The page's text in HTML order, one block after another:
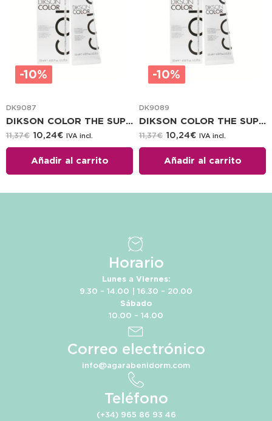
DK9087
DIKSON COLOR THE SUPER COLOR 120 ML 6.7
-10%
11,37€ 10,24€ IVA incl.
Añadir al carrito
DK9089
DIKSON COLOR THE SUPER COLOR 120 ML 8.7
-10%
11,37€ 10,24€ IVA incl.
Añadir al carrito
Horario
Lunes a Viernes:
9.30 – 14.00 | 16.30 – 20.00
Sábado
10.00 – 14.00
Correo electrónico
info@agarabenidorm.com
Teléfono
(+34) 965 86 93 46